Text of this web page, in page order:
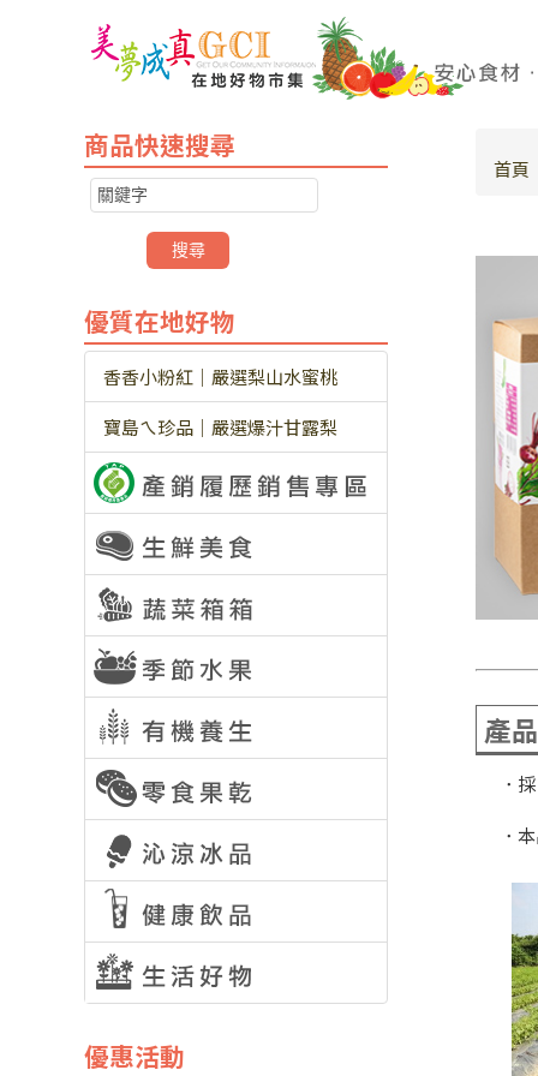
商品快速搜尋
優質在地好物
香香小粉紅｜嚴選梨山水蜜桃
寶島ㄟ珍品｜嚴選爆汁甘露梨
優惠活動
首頁
產
．
．